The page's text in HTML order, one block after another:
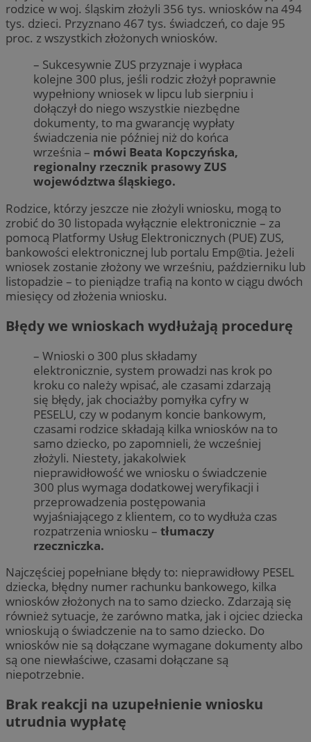
rodzice w woj. śląskim złożyli 356 tys. wniosków na 494
tys. dzieci. Przyznano 467 tys. świadczeń, co daje 95
proc. z wszystkich złożonych wniosków.
– Sukcesywnie ZUS przyznaje i wypłaca
kolejne 300 plus, jeśli rodzic złożył poprawnie
wypełniony wniosek w lipcu lub sierpniu i
dołączył do niego wszystkie niezbędne
dokumenty, to ma gwarancję wypłaty
świadczenia nie później niż do końca
września – mówi Beata Kopczyńska,
regionalny rzecznik prasowy ZUS
województwa śląskiego.
Rodzice, którzy jeszcze nie złożyli wniosku, mogą to
zrobić do 30 listopada wyłącznie elektronicznie – za
pomocą Platformy Usług Elektronicznych (PUE) ZUS,
bankowości elektronicznej lub portalu Emp@tia. Jeżeli
wniosek zostanie złożony we wrześniu, październiku lub
listopadzie – to pieniądze trafią na konto w ciągu dwóch
miesięcy od złożenia wniosku.
Błędy we wnioskach wydłużają procedurę
– Wnioski o 300 plus składamy
elektronicznie, system prowadzi nas krok po
kroku co należy wpisać, ale czasami zdarzają
się błędy, jak chociażby pomyłka cyfry w
PESELU, czy w podanym koncie bankowym,
czasami rodzice składają kilka wniosków na to
samo dziecko, po zapomnieli, że wcześniej
złożyli. Niestety, jakakolwiek
nieprawidłowość we wniosku o świadczenie
300 plus wymaga dodatkowej weryfikacji i
przeprowadzenia postępowania
wyjaśniającego z klientem, co to wydłuża czas
rozpatrzenia wniosku – tłumaczy
rzeczniczka.
Najczęściej popełniane błędy to: nieprawidłowy PESEL
dziecka, błędny numer rachunku bankowego, kilka
wniosków złożonych na to samo dziecko. Zdarzają się
również sytuacje, że zarówno matka, jak i ojciec dziecka
wnioskują o świadczenie na to samo dziecko. Do
wniosków nie są dołączane wymagane dokumenty albo
są one niewłaściwe, czasami dołączane są
niepotrzebnie.
Brak reakcji na uzupełnienie wniosku
utrudnia wypłatę